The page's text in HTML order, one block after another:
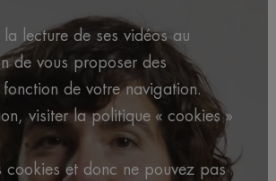
la lecture de ses vidéos au
de vous proposer des
de votre navigation.
visiter la politique « cookies »
cookies et donc ne pouvez pas